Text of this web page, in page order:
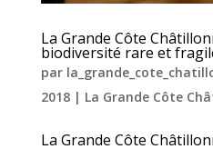
La Grande Côte
biodiversité rare et
par
2018| La Grande Côte
La Grande Côte